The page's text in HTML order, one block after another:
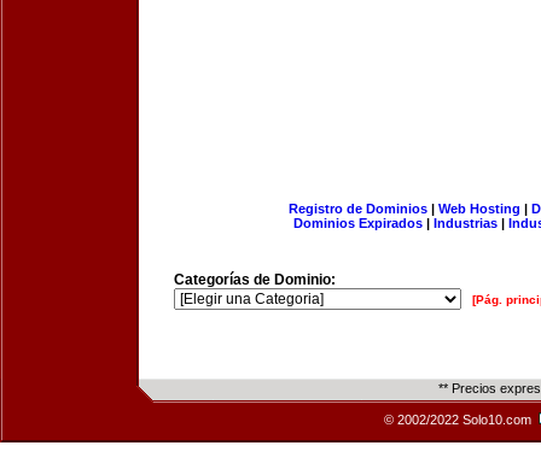
Registro de Dominios| Web Hosting |
Dominios Expirados | Industrias |
Categorías de Dominio:
[Pág.
** Precios
© 2002/2022 Solo10.com